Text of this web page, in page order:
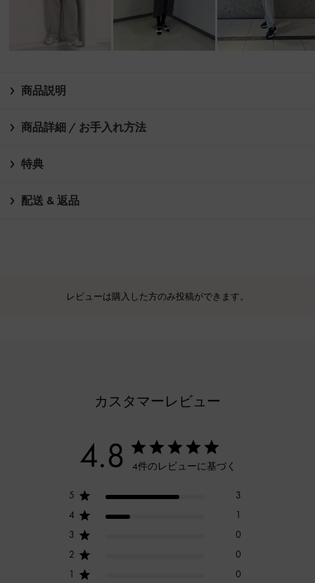
商品説明
商品詳細 / お手入れ方法
特典
配送 & 返品
レビューは購入した方のみ投稿ができます。
カスタマーレビュー
4.8 4件のレビューに基づく
5
3
4
1
3
0
2
0
1
0